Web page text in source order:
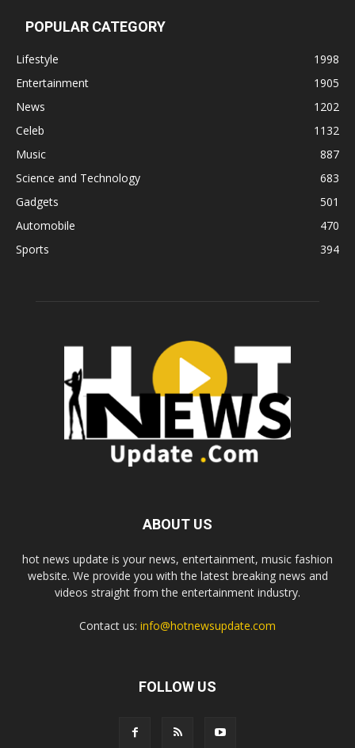
POPULAR CATEGORY
Lifestyle
1998
Entertainment
1905
News
1202
Celeb
1132
Music
887
Science and Technology
683
Gadgets
501
Automobile
470
Sports
394
ABOUT US
hot news update is your news, entertainment, music fashion
website. We provide you with the latest breaking news and
videos straight from the entertainment industry.
Contact us: info@hotnewsupdate.com
FOLLOW US